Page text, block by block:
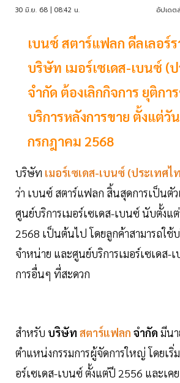
30 มิ.ย. 68 | 08:42 น. อัปเดต
เบนซ์ สตาร์แฟลก ดีลเลอร์
บริษัท เมอร์เซเดส-เบนซ์ (
จำกัด ต้องเลิกกิจการ ยุติกา
บริการหลังการขาย ตั้งแต่วั
กรกฎาคม 2568
บริษัท เมอร์เซเดส-เบนซ์ (ประเทศไ
ว่า เบนซ์ สตาร์แฟลก สิ้นสุดการเป็นตั
ศูนย์บริการเมอร์เซเดส-เบนซ์ นับตั้งแ
2568 เป็นต้นไป โดยลูกค้าสามารถใช้
จำหน่าย และศูนย์บริการเมอร์เซเดส-
การอื่นๆ ที่สะดวก
สำหรับ บริษัท สตาร์แฟลก จำกัด มีน
ตำแหน่งกรรมการผู้จัดการใหญ่ โดยเริ่
อร์เซเดส-เบนซ์ ตั้งแต่ปี 2556 และเค